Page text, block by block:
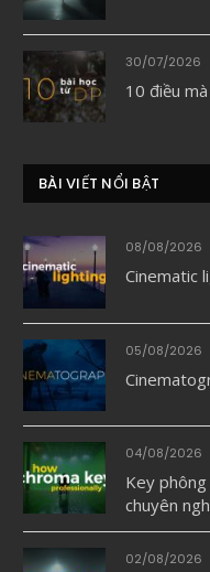
30/07/2026
10 điều
BÀI VIẾT NỔI BẬT
08/08/2026
Cinematic
05/08/2026
04/08/2026
Key
chuyên
02/08/2026